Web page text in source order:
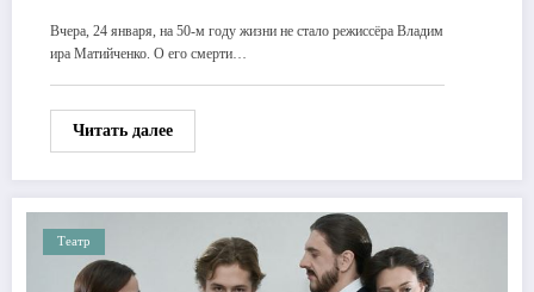
Вчера, 24 января, на 50-м году жизни не стало режиссёра Владим
ира Матийченко. О его смерти…
Читать далее
Театр